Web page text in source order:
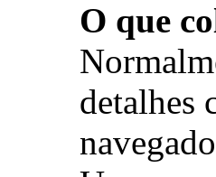
O que
detalhes